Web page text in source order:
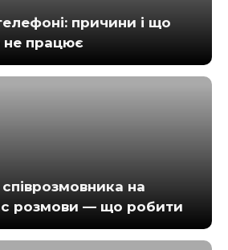
причини і що
працює
на
розмови — що робити